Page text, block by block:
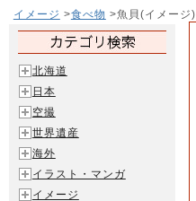
イメージ >食べ物 >魚貝(イメージ)
北海道
日本
空撮
世界遺産
海外
イラスト・マンガ
イメージ